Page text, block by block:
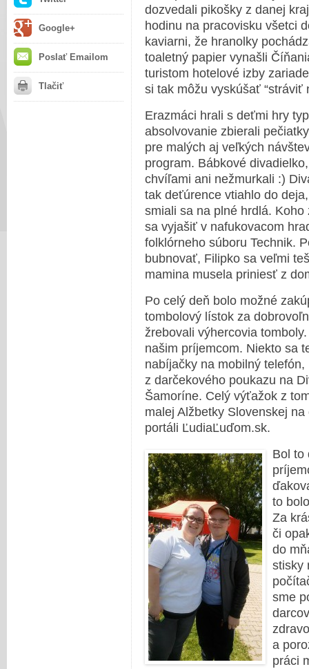
Google+
Poslať Emailom
Tlačiť
dozvedali pikošky z danej
hodinu na pracovisku všetci
kaviarni, že hranolky
toaletný papier vynašli
turistom hotelové izby
si tak môžu vyskúšať “stráviť
Erazmáci hrali s deťmi hry
absolvovanie zbierali
pre malých aj veľkých
program. Bábkové
chvíľami ani nežmurkali :)
tak deťúrence vtiahlo do
smiali sa na plné hrdlá.
sa vyjašiť v nafukovacom
folklórneho súboru Technik.
bubnovať, Filipko sa veľmi
mamina musela priniesť z
Po celý deň bolo možné
tombolový lístok za
žrebovali výhercovia
našim príjemcom. Niekto sa
nabíjačky na mobilný
z darčekového poukazu na
Šamoríne. Celý výťažok z
malej Alžbetky Slovenskej
portáli ĽudiaĽuďom.sk.
Bol to
to
Za
či
do
stisky
sme
a
práci